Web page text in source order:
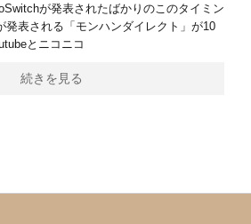
が発表されたばかりのこのタイミン
発表される「モンハンダイレクト」が10
とニコニコ
続きを見る